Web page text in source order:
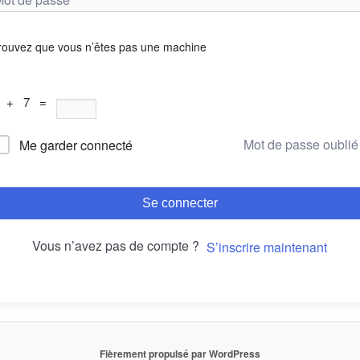
que vous n’êtes pas une machine
+ 7 =
Me garder connecté Mot de passe
Se connecter
Vous n’avez pas de compte ? S’inscrire maintenant
Fièrement propulsé par WordPress